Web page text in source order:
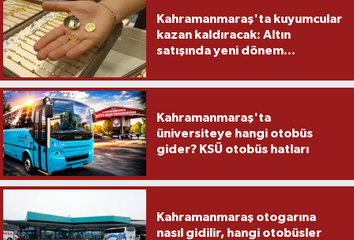
Kahramanmaraş'ta kuyumcular
kazan kaldıracak: Altın
satışında yeni dönem...
Kahramanmaraş'ta
üniversiteye hangi otobüs
gider? KSÜ otobüs hatları
Kahramanmaraş otogarına
nasıl gidilir, hangi otobüsler